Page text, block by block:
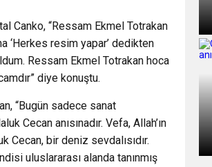
Canko, “Ressam Ekmel Totrakan
‘Herkes resim yapar’ dedikten
Ressam Ekmel Totrakan hoca
diye konuştu.
“Bugün sadece sanat
Cecan anısınadır. Vefa, Allah’ın
bir deniz sevdalısıdır.
uluslararası alanda tanınmış